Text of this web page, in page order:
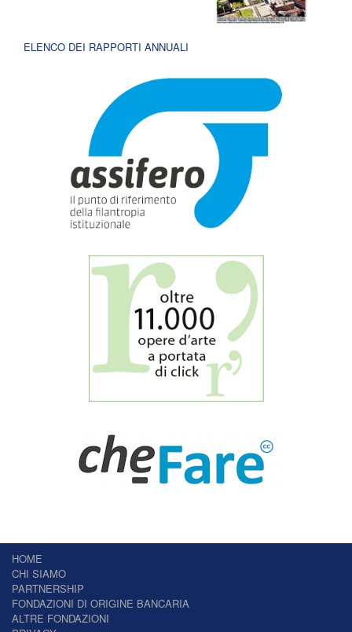
ELENCO DEI RAPPORTI ANNUALI
HOME
CHI SIAMO
PARTNERSHIP
FONDAZIONI DI ORIGINE BANCARIA
ALTRE FONDAZIONI